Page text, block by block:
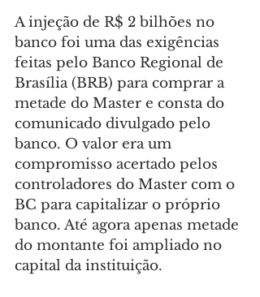
A injeção de R$ 2 bilhões no
banco foi uma das exigências
feitas pelo Banco Regional de
Brasília (BRB) para comprar a
metade do Master e consta do
comunicado divulgado pelo
banco. O valor era um
compromisso acertado pelos
controladores do Master com o
BC para capitalizar o próprio
banco. Até agora apenas metade
do montante foi ampliado no
capital da instituição.